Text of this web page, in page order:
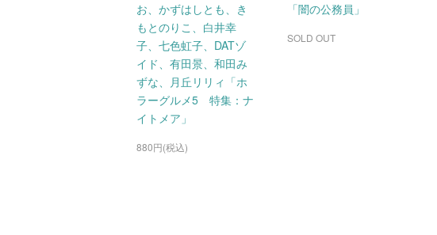
お、かずはしとも、き
もとのりこ、白井幸
子、七色虹子、DATゾ
イド、有田景、和田み
ずな、月丘リリィ「ホ
ラーグルメ5 特集：ナ
イトメア」
880円(税込)
「闇の公務員」
SOLD OUT